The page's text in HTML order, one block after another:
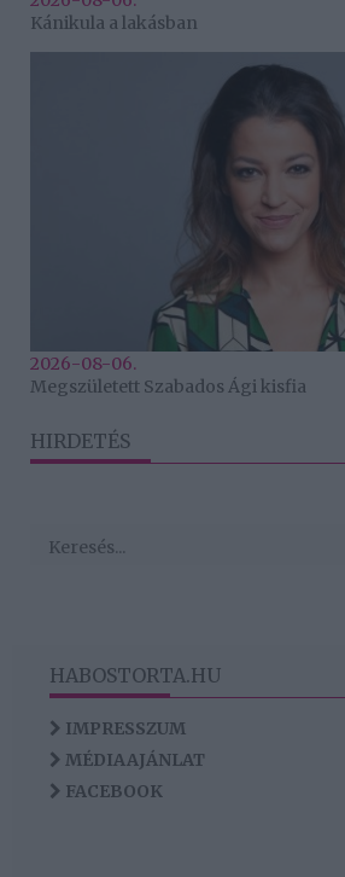
Kánikula a lakásban
2026-08-06.
Megszületett Szabados Ági kisfia
HIRDETÉS
HABOSTORTA.HU
IMPRESSZUM
MÉDIAAJÁNLAT
FACEBOOK